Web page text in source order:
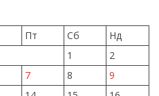
Пт Сб
Нд
1
2
7 8
9